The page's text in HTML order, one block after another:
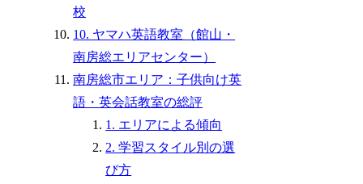
校
10. ヤマハ英語教室（館山・
南房総エリアセンター）
南房総市エリア：子供向け英
語・英会話教室の総評
1. エリアによる傾向
2. 学習スタイル別の選
び方